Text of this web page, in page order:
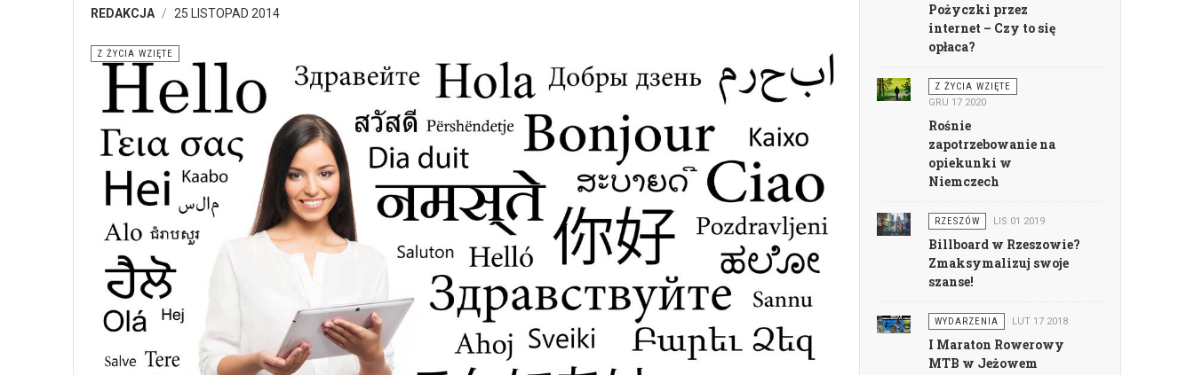
REDAKCJA 25 LISTOPAD 2014
Z ŻYCIA WZIĘTE
Pożyczki przez
internet – Czy to się
opłaca?
Z ŻYCIA WZIĘTE
GRU 17 2020
Rośnie
zapotrzebowanie na
opiekunki w
Niemczech
RZESZÓW LIS 01 2019
Billboard w Rzeszowie?
Zmaksymalizuj swoje
szanse!
WYDARZENIA LUT 17 2018
I Maraton Rowerowy
MTB w Jeżowem